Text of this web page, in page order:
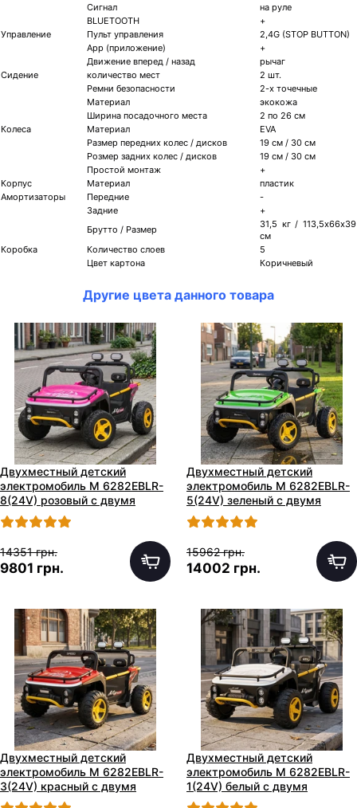
Сигнал
на руле
BLUETOOTH
+
Управление
Пульт управления
2,4G (STOP BUTTON)
App (приложение)
+
Движение вперед / назад
рычаг
Сидение
количество мест
2 шт.
Ремни безопасности
2-х точечные
Материал
экокожа
Ширина посадочного места
2 по 26 см
Колеса
Материал
EVA
Размер передних колес / дисков
19 см / 30 см
Розмер задних колес / дисков
19 см / 30 см
Простой монтаж
+
Корпус
Материал
пластик
Амортизаторы
Передние
-
Задние
+
Брутто / Размер
31,5 кг / 113,5х66х39
см
Коробка
Количество слоев
5
Цвет картона
Коричневый
Другие цвета данного товара
Двухместный детский
электромобиль M 6282EBLR-
8(24V) розовый с двумя
моторами по 65W
14351 грн.
9801 грн.
Двухместный детский
электромобиль M 6282EBLR-
5(24V) зеленый с двумя
моторами по 65W
15962 грн.
14002 грн.
Двухместный детский
электромобиль M 6282EBLR-
3(24V) красный с двумя
моторами по 65W
Двухместный детский
электромобиль M 6282EBLR-
1(24V) белый с двумя
моторами по 65W